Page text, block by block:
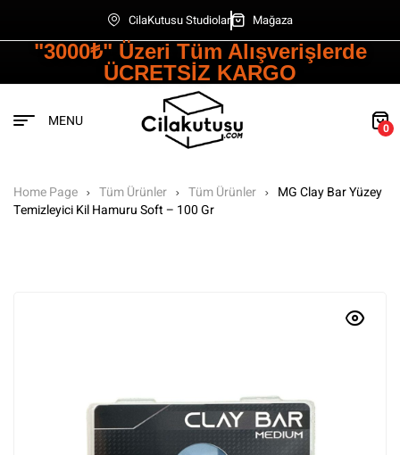
CilaKutusu Studiolar Mağaza
"3000₺" Üzeri Tüm Alışverişlerde
ÜCRETSİZ KARGO
MENU 0
Home Page Tüm Ürünler Tüm Ürünler
MG Clay Bar Yüzey
Temizleyici Kil Hamuru Soft – 100 Gr